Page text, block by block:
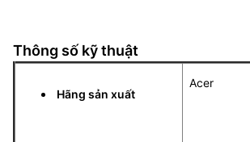
Thông số kỹ thuật
Hãng sản xuất
Acer